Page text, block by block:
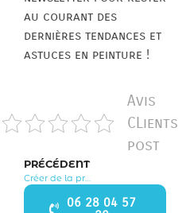
au courant des
dernières tendances et
astuces en peinture !
Avis
CLients
post
PRÉCÉDENT
Créer de la profondeur en peinture : l’art de la lumière et de l’ombre
06 28 04 57